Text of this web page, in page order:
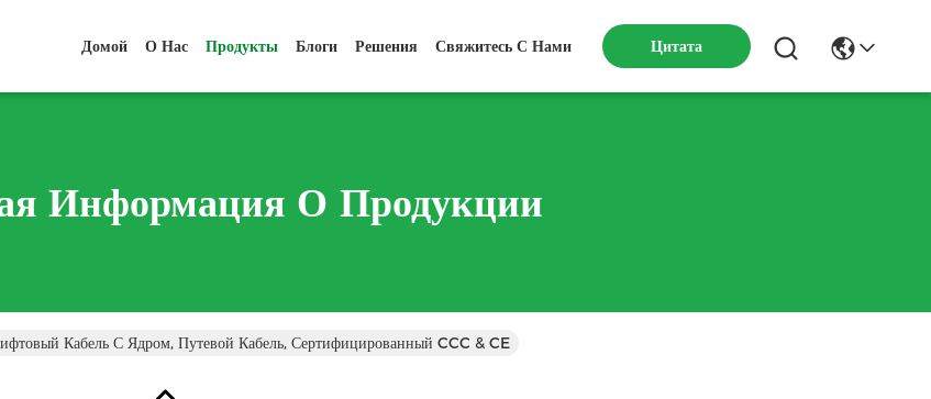
Домой О Нас Продукты Блоги Решения Свяжитесь С Нами Цитата
Информация О Продукции
Кабель С Ядром, Путевой Кабель, Сертифицированный CCC & CE